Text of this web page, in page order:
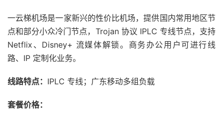
一云梯机场是一家新兴的性价比机场，提供国内常用地区节
点和部分小众冷门节点，Trojan 协议 IPLC 专线节点，支持
Netflix、Disney+ 流媒体解锁。商务办公用户可进行线
路、IP 定制化业务。
线路特点： IPLC 专线；广东移动多组负载
套餐价格：